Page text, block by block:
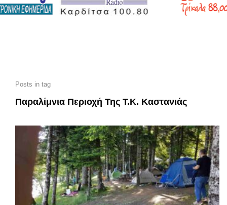
Posts in tag
Παραλίμνια Περιοχή Της Τ.Κ. Καστανιάς